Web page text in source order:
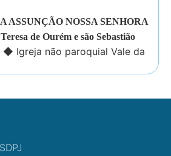
ASSUNÇÃO NOSSA SENHORA
de Ourém e são Sebastião
◆ Igreja não paroquial Vale da